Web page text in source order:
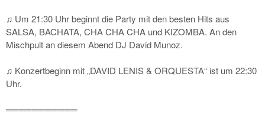
♫ Um 21:30 Uhr beginnt die Party mit den besten Hits aus
SALSA, BACHATA, CHA CHA CHA und KIZOMBA. An den
Mischpult an diesem Abend DJ David Munoz.
♫ Konzertbeginn mit „DAVID LENIS & ORQUESTA“ ist um 22:30
Uhr.
═══════════